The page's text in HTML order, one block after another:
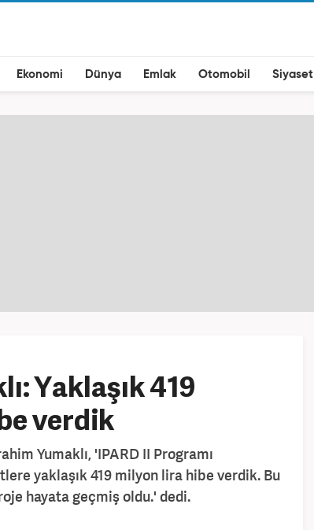
Ekonomi Dünya Emlak Otomobil Siyaset
Yaklaşık 419
verdik
Yumaklı, 'IPARD II Programı
yaklaşık 419 milyon lira hibe verdik. Bu
hayata geçmiş oldu.' dedi.